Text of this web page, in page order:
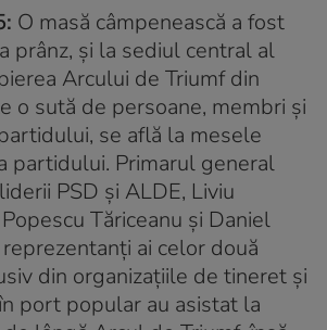
O masă câmpenească a fost
prânz, și la sediul central al
Arcului de Triumf din
o sută de persoane, membri şi
se află la mesele
partidului. Primarul general
PSD şi ALDE, Liviu
Tăriceanu şi Daniel
ai celor două
din organizaţiile de tineret şi
port popular au asistat la